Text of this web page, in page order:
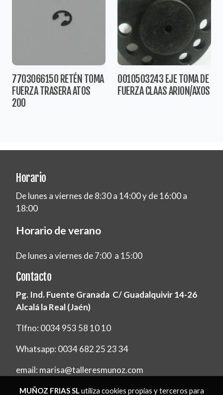
7703066150 RETÉN TOMA
FUERZA TRASERA ATOS
200
0010503243 EJE TOMA DE
FUERZA CLAAS ARION/AXOS
Horario
De lunes a viernes de 8:30 a 14:00 y de 16:00 a
18:00
Horario de verano
De lunes a viernes de 7:00 a 15:00
Contacto
Pg. Ind. Fuente Granada C/ Guadalquivir 14-26
Alcalá la Real (Jaén)
Tlfno: 0034 953 58 10 10
Whatsapp: 0034 682 25 23 34
email: marisa@talleresmunoz.com
MUÑOZ FRIAS SLutiliza cookies propias y terceros para